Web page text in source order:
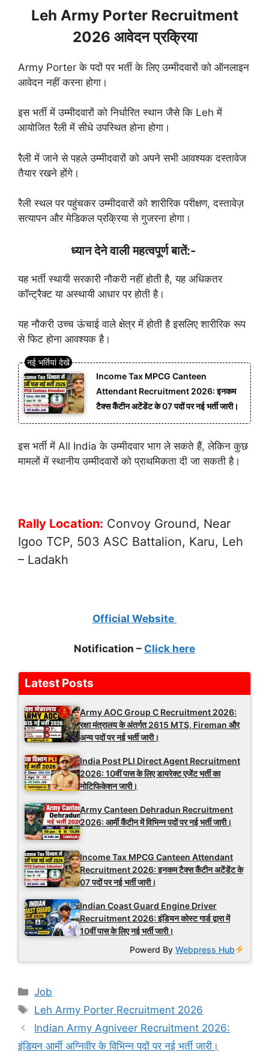
Leh Army Porter Recruitment
2026 आवेदन प्रक्रिया
Army Porter के पदों पर भर्ती के लिए उम्मीदवारों को ऑनलाइन
आवेदन नहीं करना होगा।
इस भर्ती में उम्मीदवारों को निर्धारित स्थान जैसे कि Leh में
आयोजित रैली में सीधे उपस्थित होना होगा।
रैली में जाने से पहले उम्मीदवारों को अपने सभी आवश्यक दस्तावेज
तैयार रखने होंगे।
रैली स्थल पर पहुंचकर उम्मीदवारों को शारीरिक परीक्षण, दस्तावेज़
सत्यापन और मेडिकल प्रक्रिया से गुजरना होगा।
ध्यान देने वाली महत्वपूर्ण बातें:-
यह भर्ती स्थायी सरकारी नौकरी नहीं होती है, यह अधिकतर
कॉन्ट्रैक्ट या अस्थायी आधार पर होती है।
यह नौकरी उच्च ऊंचाई वाले क्षेत्र में होती है इसलिए शारीरिक रूप
से फिट होना आवश्यक है।
Income Tax MPCG Canteen
Attendant Recruitment 2026: इनकम
टैक्स कैंटीन अटेंडेंट के 07 पदों पर नई भर्ती जारी।
इस भर्ती में All India के उम्मीदवार भाग ले सकते हैं, लेकिन कुछ
मामलों में स्थानीय उम्मीदवारों को प्राथमिकता दी जा सकती है।
Rally Location: Convoy Ground, Near
Igoo TCP, 503 ASC Battalion, Karu, Leh
– Ladakh
Official Website
Notification – Click here
Latest Posts
Army AOC Group C Recruitment 2026:
रक्षा मंत्रालय के अंतर्गत 2615 MTS, Fireman और
अन्य पदों पर नई भर्ती जारी।
India Post PLI Direct Agent Recruitment
2026: 10वीं पास के लिए डायरेक्ट एजेंट भर्ती का
नोटिफिकेशन जारी।
Army Canteen Dehradun Recruitment
2026: आर्मी कैंटीन में विभिन्न पदों पर नई भर्ती जारी।
Income Tax MPCG Canteen Attendant
Recruitment 2026: इनकम टैक्स कैंटीन अटेंडेंट के
07 पदों पर नई भर्ती जारी।
Indian Coast Guard Engine Driver
Recruitment 2026: इंडियन कोस्ट गार्ड द्वारा में
10वीं पास के लिए नई भर्ती जारी।
Powerd ByWebpress Hub
Categories
Job
Tags
Leh Army Porter Recruitment 2026
Indian Army Agniveer Recruitment 2026:
इंडियन आर्मी अग्निवीर के विभिन्न पदों पर नई भर्ती जारी।